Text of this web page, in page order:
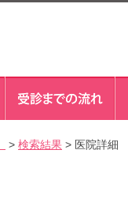
> 検索結果 > 医院詳細